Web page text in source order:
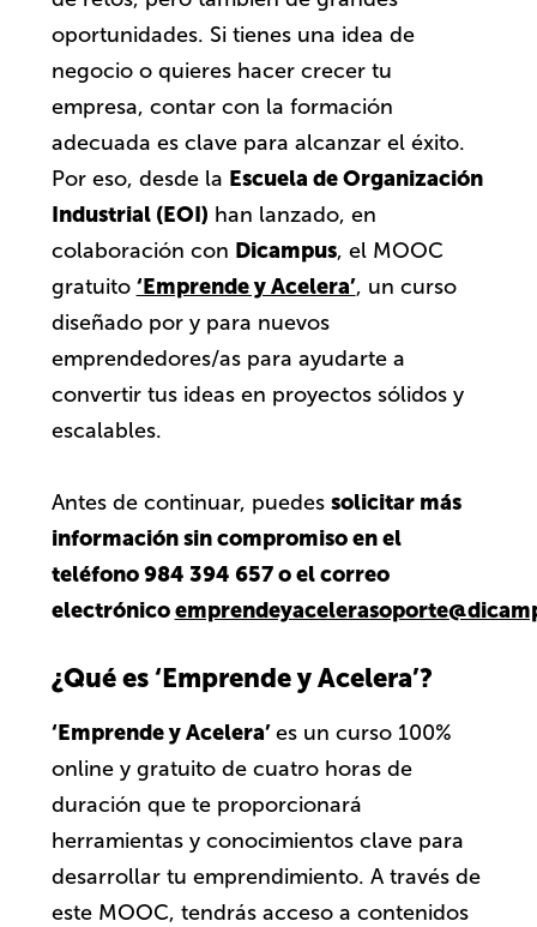
oportunidades. Si tienes una idea de
negocio o quieres hacer crecer tu
empresa, contar con la formación
adecuada es clave para alcanzar el éxito.
Por eso, desde la Escuela de Organización
Industrial (EOI) han lanzado, en
colaboración con Dicampus, el MOOC
gratuito ‘Emprende y Acelera’, un curso
diseñado por y para nuevos
emprendedores/as para ayudarte a
convertir tus ideas en proyectos sólidos y
escalables.
Antes de continuar, puedes solicitar más
información sin compromiso en el
teléfono 984 394 657 o el correo
electrónico
¿Qué es ‘Emprende y Acelera’?
‘Emprende y Acelera’ es un curso 100%
online y gratuito de cuatro horas de
duración que te proporcionará
herramientas y conocimientos clave para
desarrollar tu emprendimiento. A través de
este MOOC, tendrás acceso a contenidos